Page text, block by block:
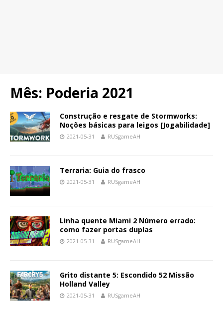
Mês: Poderia 2021
Construção e resgate de Stormworks:
Noções básicas para leigos [Jogabilidade]
2021-05-31 RUSgameAH
Terraria: Guia do frasco
2021-05-31 RUSgameAH
Linha quente Miami 2 Número errado:
como fazer portas duplas
2021-05-31 RUSgameAH
Grito distante 5: Escondido 52 Missão
Holland Valley
2021-05-31 RUSgameAH